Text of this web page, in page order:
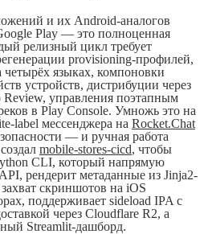
и их Android-аналогов
Play — это полноценная
релизный цикл требует
provisioning-профилей,
языках, компоновки
устройств, дистрибуции через
управления поэтапным
в Play Console. Умножь это на
label мессенджера на Rocket.Chat
— и ручная работа
mobile-stores-cicd, чтобы
CLI, который напрямую
рендерит метаданные из Jinja2-
скриншотов на iOS
поддерживает sideload IPA с
через Cloudflare R2, а
Streamlit-дашборд.